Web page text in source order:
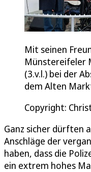
Mit seinen
Münstereifeler
(3.v.l.) bei der
dem Alten
Copyright:
Ganz sicher dürften
Anschläge der
haben, dass die
ein extrem hohes